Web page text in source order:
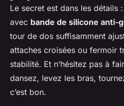
Le secret est dans les détails
avec bande de silicone anti-
tour de dos suffisamment
attaches croisées ou fermoir
stabilité. Et n’hésitez pas à
dansez, levez les bras,
c’est bon.